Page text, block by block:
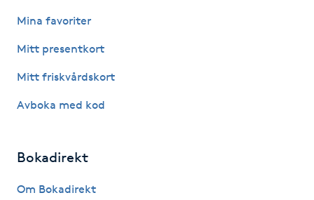
Hårförlängning
Hårvård
Hälsa
Idrottsmassage
Mina favoriter
Mitt presentkort
Mitt friskvårdskort
Avboka med kod
Bokadirekt
Om Bokadirekt